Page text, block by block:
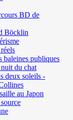
BD de
Böcklin
baleines publiques
du chat
deux soleils -
au Japon